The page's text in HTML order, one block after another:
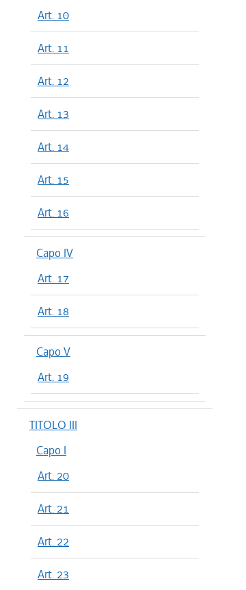
Art. 10
Art. 11
Art. 12
Art. 13
Art. 14
Art. 15
Art. 16
Capo IV
Art. 17
Art. 18
Capo V
Art. 19
TITOLO III
Capo I
Art. 20
Art. 21
Art. 22
Art. 23